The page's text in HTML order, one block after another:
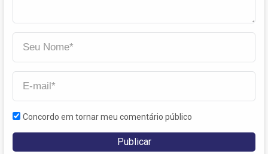
Concordo em tornar meu comentário público